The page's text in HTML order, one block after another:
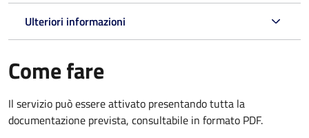
Ulteriori informazioni
Come fare
Il servizio può essere attivato presentando tutta la
documentazione prevista, consultabile in formato PDF.